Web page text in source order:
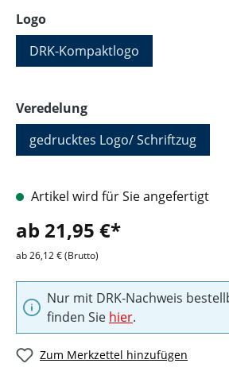
Logoauswählen
DRK-Kompaktlogo
Veredelungauswählen
gedrucktes Logo/ Schriftzug
Artikel wird für Sie angefertigt
ab 21,95 €*
ab 26,12 € (Brutto)
Nur mit DRK-Nachweis
finden Sie hier.
Zum Merkzettel hinzufügen